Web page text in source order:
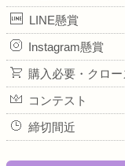
LINE懸賞
Instagram懸賞
購入必要・クロ
コンテスト
締切間近